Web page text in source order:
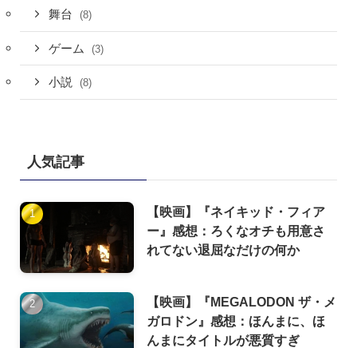
舞台 (8)
ゲーム (3)
小説 (8)
人気記事
【映画】『ネイキッド・フィア
ー』感想：ろくなオチも用意さ
れてない退屈なだけの何か
【映画】『MEGALODON ザ・メ
ガロドン』感想：ほんまに、ほ
んまにタイトルが悪質すぎ